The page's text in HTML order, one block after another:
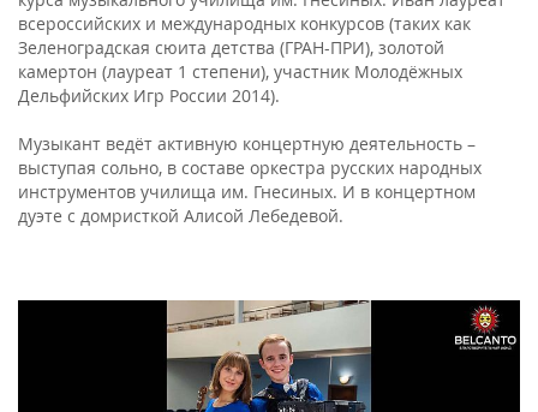
всероссийских и международных конкурсов (таких как
Зеленоградская сюита детства (ГРАН-ПРИ), золотой
камертон (лауреат 1 степени), участник Молодёжных
Дельфийских Игр России 2014).
Музыкант ведёт активную концертную деятельность –
выступая сольно, в составе оркестра русских народных
инструментов училища им. Гнесиных. И в концертном
дуэте с домристкой Алисой Лебедевой.